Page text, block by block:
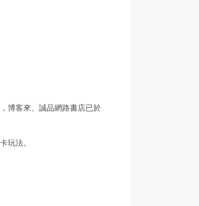
博客來、誠品網路書店已於
玩法。